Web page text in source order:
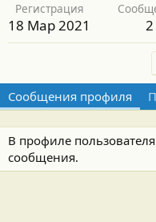
Регистрация
18 Мар 2021 2
Сообщения профиля
В профиле
сообщения.